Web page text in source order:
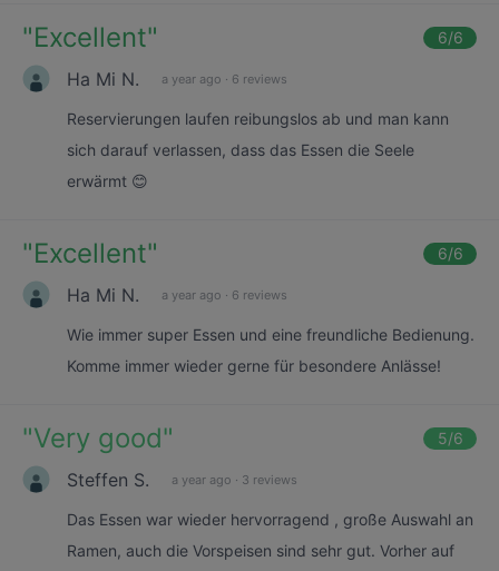
"Excellent" 6/6
Ha Mi N. a year ago · 6 reviews
Reservierungen laufen reibungslos ab und man kann
sich darauf verlassen, dass das Essen die Seele
erwärmt 😊
"Excellent" 6/6
Ha Mi N. a year ago · 6 reviews
Wie immer super Essen und eine freundliche Bedienung.
Komme immer wieder gerne für besondere Anlässe!
"Very good" 5/6
Steffen S. a year ago · 3 reviews
Das Essen war wieder hervorragend , große Auswahl an
Ramen, auch die Vorspeisen sind sehr gut. Vorher auf